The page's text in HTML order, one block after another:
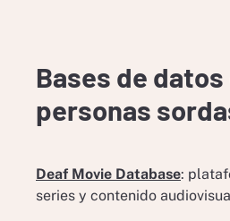
Bases de
personas
Deaf Movie Database:
series y contenido